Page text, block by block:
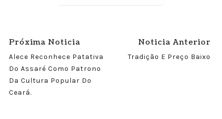
Próxima Noticia
Alece Reconhece Patativa
Do Assaré Como Patrono
Da Cultura Popular Do
Ceará.
Noticia Anterior
Tradição E Preço Baixo